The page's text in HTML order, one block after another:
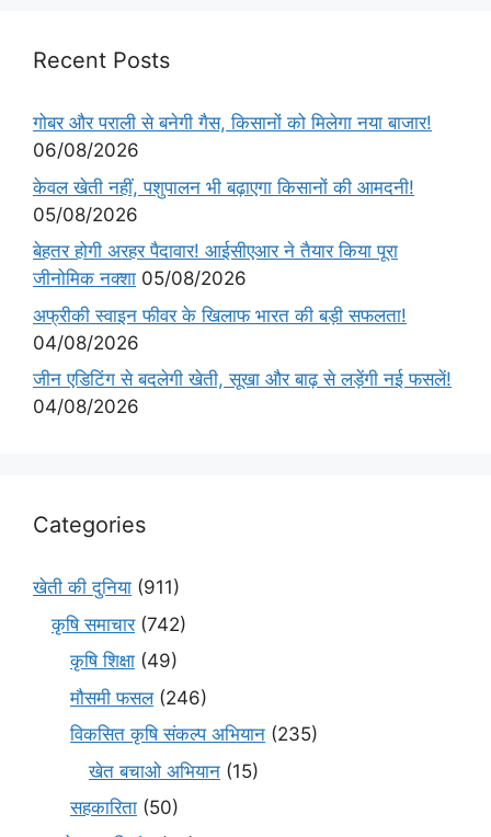
Recent Posts
गोबर और पराली से बनेगी गैस, किसानों को मिलेगा नया बाजार!
06/08/2026
केवल खेती नहीं, पशुपालन भी बढ़ाएगा किसानों की आमदनी!
05/08/2026
बेहतर होगी अरहर पैदावार! आईसीएआर ने तैयार किया पूरा
जीनोमिक नक्शा 05/08/2026
अफ्रीकी स्वाइन फीवर के खिलाफ भारत की बड़ी सफलता!
04/08/2026
जीन एडिटिंग से बदलेगी खेती, सूखा और बाढ़ से लड़ेंगी नई फसलें!
04/08/2026
Categories
खेती की दुनिया (911)
कृषि समाचार(742)
कृषि शिक्षा (49)
मौसमी फसल(246)
विकसित कृषि संकल्प अभियान (235)
खेत बचाओ अभियान (15)
सहकारिता (50)